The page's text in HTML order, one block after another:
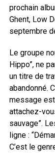
prochain
Ghent, Low
septembre
Le groupe
Hippo”, ne
un titre de
abandonné.
message
attachez-
sauvage”.
ligne :
C’est le